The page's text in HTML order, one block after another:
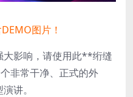
图片！
大影响，请使用此**绗缝
非常干净、正式的外
讲。